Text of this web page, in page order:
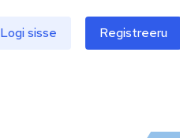
Logi sisse Registreeru